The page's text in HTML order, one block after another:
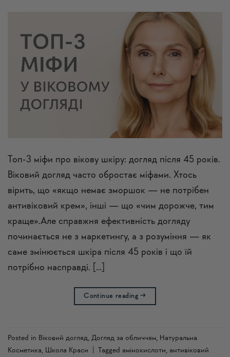
Топ-3 міфи про вікову шкіру: догляд після 45 років.
Віковий догляд часто обростає міфами. Хтось
вірить, що «якщо немає зморшок — не потрібен
антивіковий крем», інші — що «чим дорожче, тим
краще».Але справжня ефективність догляду
починається не з маркетингу, а з розуміння — як
саме змінюється шкіра після 45 років і що їй
потрібно насправді. […]
Continue reading→
Posted in Віковий догляд, Догляд за обличчям, Натуральна
Косметика, Школа Краси Tagged амінокислоти, антивіковий